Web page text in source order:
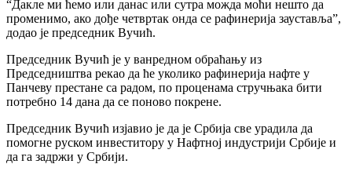
“Дакле ми ћемо или данас или сутра можда моћи нешто да
променимо, ако дође четвртак онда се рафинерија зауставља”,
додао је председник Вучић.
Председник Вучић је у ванредном обраћању из
Председништва рекао да ће уколико рафинерија нафте у
Панчеву престане са радом, по проценама стручњака бити
потребно 14 дана да се поново покрене.
Председник Вучић изјавио је да је Србија све урадила да
помогне руском инвеститору у Нафтној индустрији Србије и
да га задржи у Србији.